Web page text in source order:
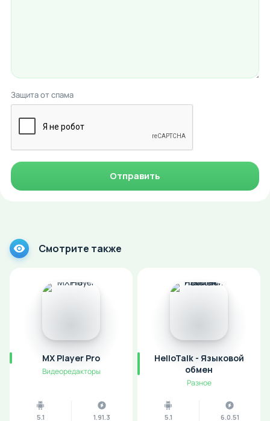
Защита от спама
Отправить
Смотрите также
MX Player Pro
Видеоредакторы
5.1 1.91.3
HelloTalk - Языковой
обмен
Разное
5.1 6.0.51